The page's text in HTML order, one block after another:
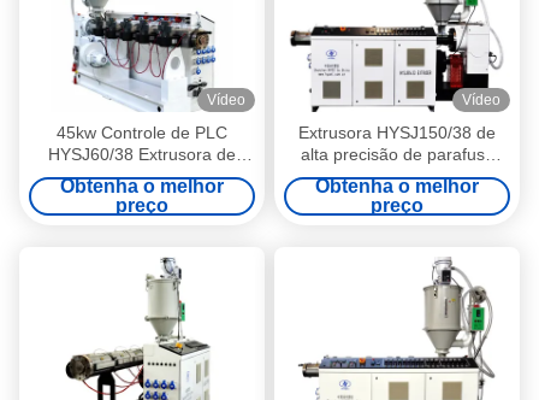
Vídeo
45kw Controle de PLC
HYSJ60/38 Extrusora de
parafuso único para tubos de
água de pressão HDPE PPR
Obtenha o melhor
preço
Vídeo
Extrusora HYSJ150/38 de
alta precisão de parafuso
único para tubos PE HDPE
de 400kw de potência
Obtenha o melhor
preço